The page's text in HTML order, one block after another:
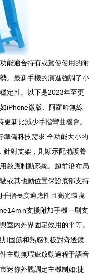
、功能適合持有或駕使使用的附
。最新手機的演進強調了小
性。以下是2023年至更
iPhone微版、阿羅哈無線
更新比減少手指彎曲機會。
準備科技需求:全功能大小的
針對支架，則顯示配備護養
應制動系統。超前沿布局
駛或其他動位置保證底部支持
手指長度適應性且高光環境
支援附加手機一刷支
室內外界固定效用的平等。
固筋和熱感側板對齊透鏡
件主動無瑕疵啟動過程于語音
迷你外觀調定主機制如:捷